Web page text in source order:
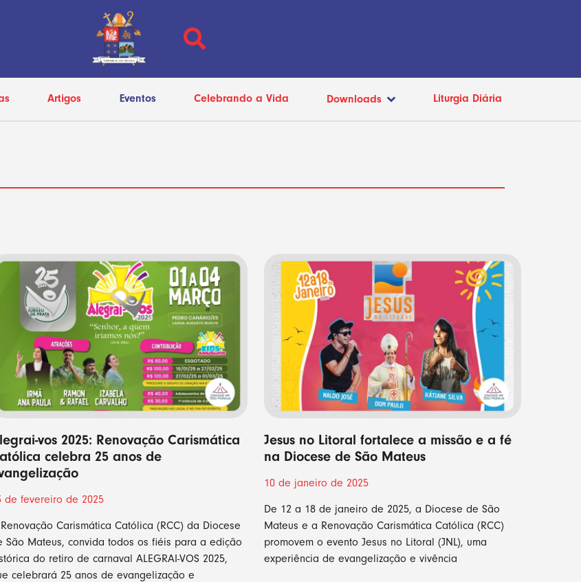
Artigos Eventos Celebrando a Vida Downloads Liturgia Diária
vos 2025: Renovação Carismática
celebra 25 anos de
de fevereiro de 2025
Carismática Católica (RCC) da Diocese
São Mateus, convida todos os fiéis para a edição
do retiro de carnaval ALEGRAI-VOS 2025,
celebrará 25 anos de evangelização e
Jesus no Litoral fortalece a missão e a fé
na Diocese de São Mateus
10 de janeiro de 2025
De 12 a 18 de janeiro de 2025, a Diocese de São
Mateus e a Renovação Carismática Católica (RCC)
promovem o evento Jesus no Litoral (JNL), uma
experiência de evangelização e vivência